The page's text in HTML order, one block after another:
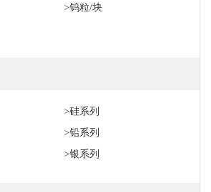
>钨粒/块
>硅系列
>铅系列
>银系列